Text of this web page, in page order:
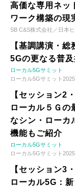
高価な専用ネッ
ワーク構築の現
SB C&S株式会社／日本
【基調講演・
5Gの更なる普
ローカル5Gサミット
ローカル5Gサミット2025
【セッション2
ローカル５Ｇ
なシン・ローカ
機能もご紹介
ローカル5Gサミット
ローカル5Gサミット2025
【セッション3
ローカル5G：